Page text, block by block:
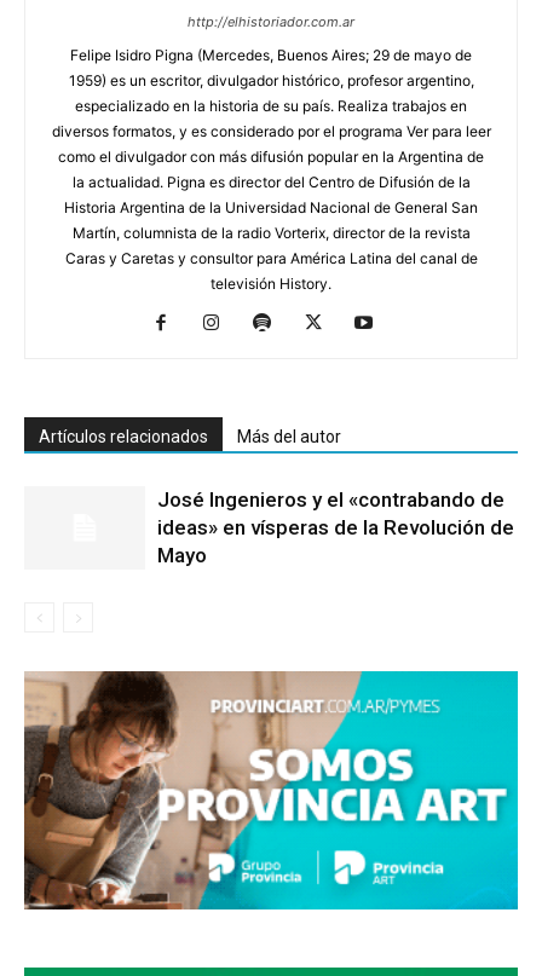
http://elhistoriador.com.ar
Felipe Isidro Pigna (Mercedes, Buenos Aires; 29 de mayo de
1959) es un escritor, divulgador histórico, profesor argentino,
especializado en la historia de su país. Realiza trabajos en
diversos formatos, y es considerado por el programa Ver para leer
como el divulgador con más difusión popular en la Argentina de
la actualidad. Pigna es director del Centro de Difusión de la
Historia Argentina de la Universidad Nacional de General San
Martín, columnista de la radio Vorterix, director de la revista
Caras y Caretas y consultor para América Latina del canal de
televisión History.
Artículos relacionados Más del autor
José Ingenieros y el «contrabando de
ideas» en vísperas de la Revolución de
Mayo